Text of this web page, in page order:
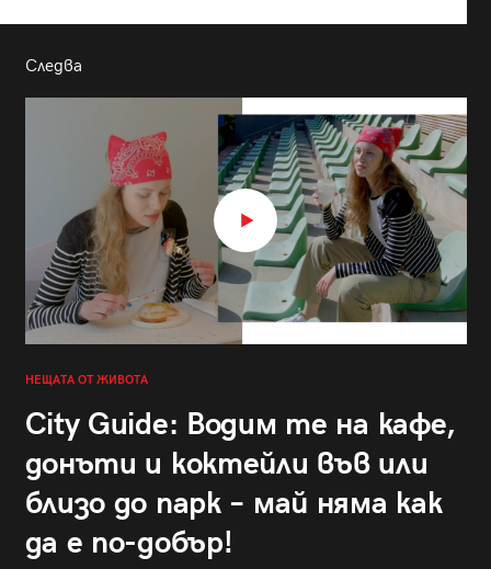
Следва
НЕЩАТА ОТ ЖИВОТА
City Guide: Водим те на кафе,
донъти и коктейли във или
близо до парк – май няма как
да е по-добър!